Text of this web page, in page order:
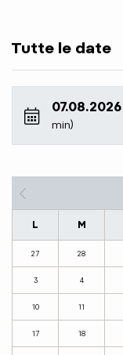
Tutte le date
07.08.2026
min)
L M
27 28
3 4
10 11
17 18